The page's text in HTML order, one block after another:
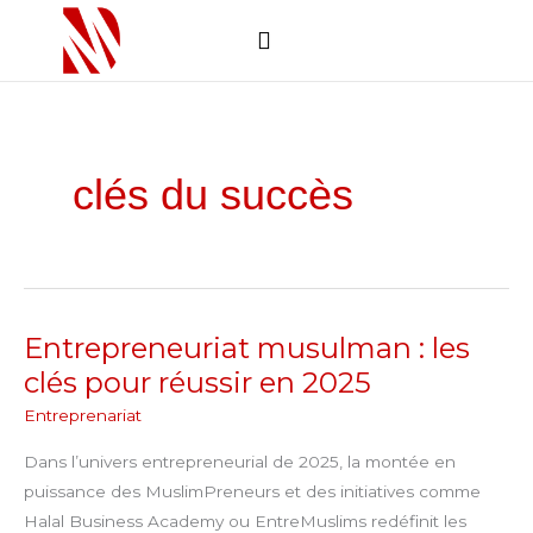
clés du succès
Entrepreneuriat musulman : les
clés pour réussir en 2025
Entreprenariat
Dans l’univers entrepreneurial de 2025, la montée en
puissance des MuslimPreneurs et des initiatives comme
Halal Business Academy ou EntreMuslims redéfinit les
Entrepreneuriat
musulman
clés
pour
réussir